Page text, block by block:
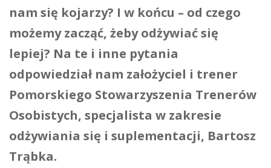
nam się kojarzy? I w końcu – od czego
możemy zacząć, żeby odżywiać się
lepiej? Na te i inne pytania
odpowiedział nam założyciel i trener
Pomorskiego Stowarzyszenia Trenerów
Osobistych, specjalista w zakresie
odżywiania się i suplementacji, Bartosz
Trąbka.